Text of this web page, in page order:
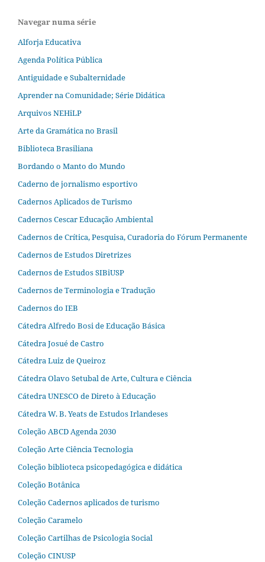
Navegar numa série
Alforja Educativa
Agenda Política Pública
Antiguidade e Subalternidade
Aprender na Comunidade; Série Didática
Arquivos NEHiLP
Arte da Gramática no Brasil
Biblioteca Brasiliana
Bordando o Manto do Mundo
Caderno de jornalismo esportivo
Cadernos Aplicados de Turismo
Cadernos Cescar Educação Ambiental
Cadernos de Crítica, Pesquisa, Curadoria do Fórum Permanente
Cadernos de Estudos Diretrizes
Cadernos de Estudos SIBiUSP
Cadernos de Terminologia e Tradução
Cadernos do IEB
Cátedra Alfredo Bosi de Educação Básica
Cátedra Josué de Castro
Cátedra Luiz de Queiroz
Cátedra Olavo Setubal de Arte, Cultura e Ciência
Cátedra UNESCO de Direto à Educação
Cátedra W. B. Yeats de Estudos Irlandeses
Coleção ABCD Agenda 2030
Coleção Arte Ciência Tecnologia
Coleção biblioteca psicopedagógica e didática
Coleção Botânica
Coleção Cadernos aplicados de turismo
Coleção Caramelo
Coleção Cartilhas de Psicologia Social
Coleção CINUSP